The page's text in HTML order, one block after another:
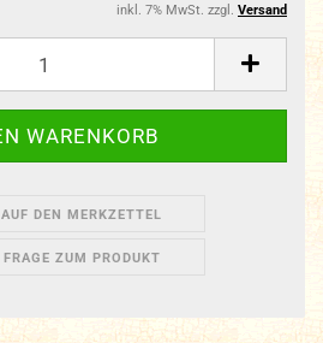
inkl. 7% MwSt. zzgl. Versand
AUF DEN MERKZETTEL
FRAGE ZUM PRODUKT